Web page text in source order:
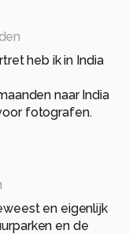
heb ik in India
naar India
fotografen.
en eigenlijk
en de